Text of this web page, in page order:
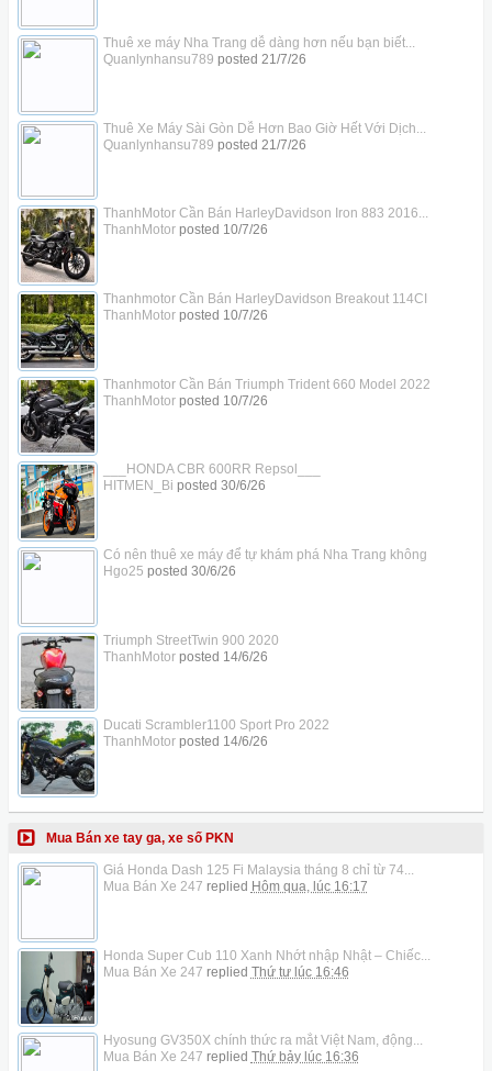
Thuê xe máy Nha Trang dễ dàng hơn nếu bạn biết...
Quanlynhansu789 posted 21/7/26
Thuê Xe Máy Sài Gòn Dễ Hơn Bao Giờ Hết Với Dịch...
Quanlynhansu789 posted 21/7/26
ThanhMotor Cần Bán HarleyDavidson Iron 883 2016...
ThanhMotorposted 10/7/26
Thanhmotor Cần Bán HarleyDavidson Breakout 114CI
ThanhMotorposted 10/7/26
Thanhmotor Cần Bán Triumph Trident 660 Model 2022
ThanhMotorposted 10/7/26
___HONDA CBR 600RR Repsol___
HITMEN_Bi posted 30/6/26
Có nên thuê xe máy để tự khám phá Nha Trang không
Hgo25 posted 30/6/26
Triumph StreetTwin 900 2020
ThanhMotorposted 14/6/26
Ducati Scrambler1100 Sport Pro 2022
ThanhMotorposted 14/6/26
Mua Bán xe tay ga, xe số PKN
Giá Honda Dash 125 Fi Malaysia tháng 8 chỉ từ 74...
Mua Bán Xe 247 replied Hôm qua, lúc 16:17
Honda Super Cub 110 Xanh Nhớt nhập Nhật – Chiếc...
Mua Bán Xe 247 replied Thứ tư lúc 16:46
Hyosung GV350X chính thức ra mắt Việt Nam, động...
Mua Bán Xe 247 replied Thứ bảy lúc 16:36